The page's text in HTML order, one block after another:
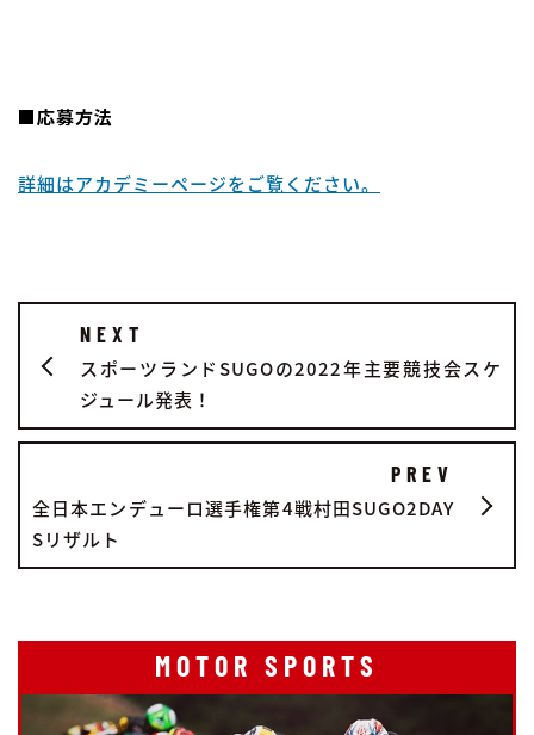
■応募方法
詳細はアカデミーページをご覧ください。
NEXT
スポーツランドSUGOの2022年主要競技会スケ
ジュール発表！
PREV
全日本エンデューロ選手権第4戦村田SUGO2DAY
Sリザルト
MOTOR SPORTS